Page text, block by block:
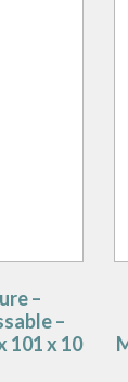
–
–
101 x 10